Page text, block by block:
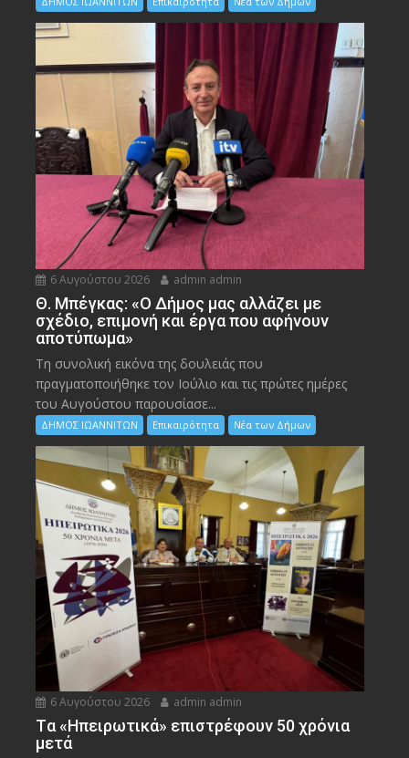
6 Αυγούστου 2026 admin admin
Θ. Μπέγκας: «Ο Δήμος μας αλλάζει με
σχέδιο, επιμονή και έργα που αφήνουν
αποτύπωμα»
Τη συνολική εικόνα της δουλειάς που
πραγματοποιήθηκε τον Ιούλιο και τις πρώτες ημέρες
του Αυγούστου παρουσίασε...
ΔΗΜΟΣ ΙΩΑΝΝΙΤΩΝ Επικαιρότητα Νέα των Δήμων
6 Αυγούστου 2026 admin admin
Tα «Ηπειρωτικά» επιστρέφουν 50 χρόνια
μετά